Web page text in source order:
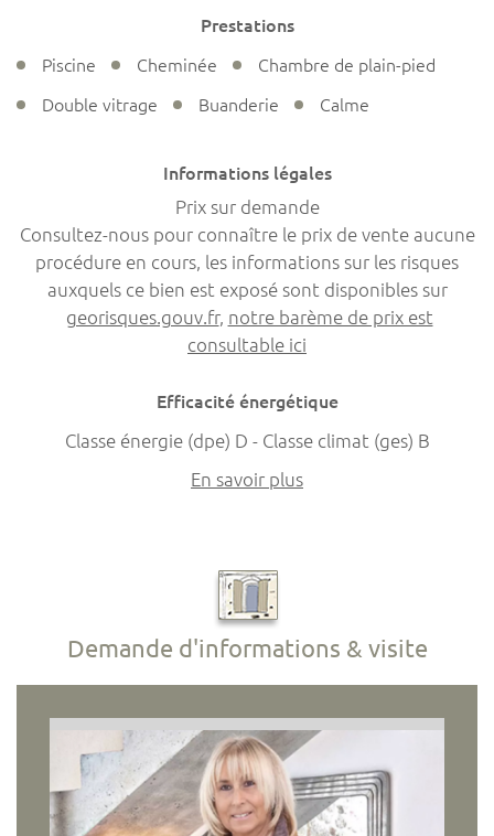
Prestations
Piscine
Cheminée
Chambre de plain-pied
Double vitrage
Buanderie Calme
Informations légales
Prix sur demande
Consultez-nous pour connaître le prix de vente aucune
procédure en cours, les informations sur les risques
auxquels ce bien est exposé sont disponibles sur
georisques.gouv.fr, notre barème de prix est
consultable ici
Efficacité énergétique
Classe énergie (dpe) D - Classe climat (ges) B
En savoir plus
Demande d'informations & visite